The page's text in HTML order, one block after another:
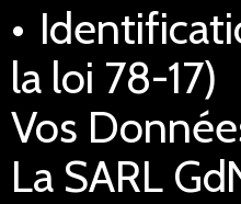
•
la loi 78-17)
Vos
La SARL